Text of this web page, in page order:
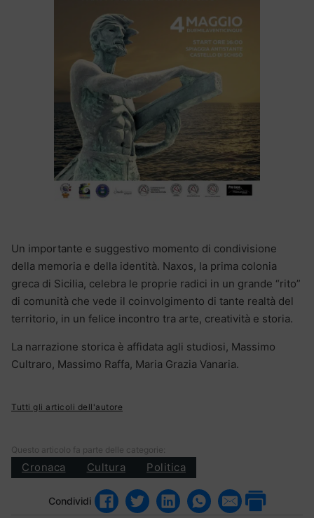
Un importante e suggestivo momento di condivisione
della memoria e della identità. Naxos, la prima colonia
greca di Sicilia, celebra le proprie radici in un grande “rito”
di comunità che vede il coinvolgimento di tante realtà del
territorio, in un felice incontro tra arte, creatività e storia.
La narrazione storica è affidata agli studiosi, Massimo
Cultraro, Massimo Raffa, Maria Grazia Vanaria.
Tutti gli articoli dell'autore
Questo articolo fa parte delle categorie:
Cronaca Cultura Politica
Condividi